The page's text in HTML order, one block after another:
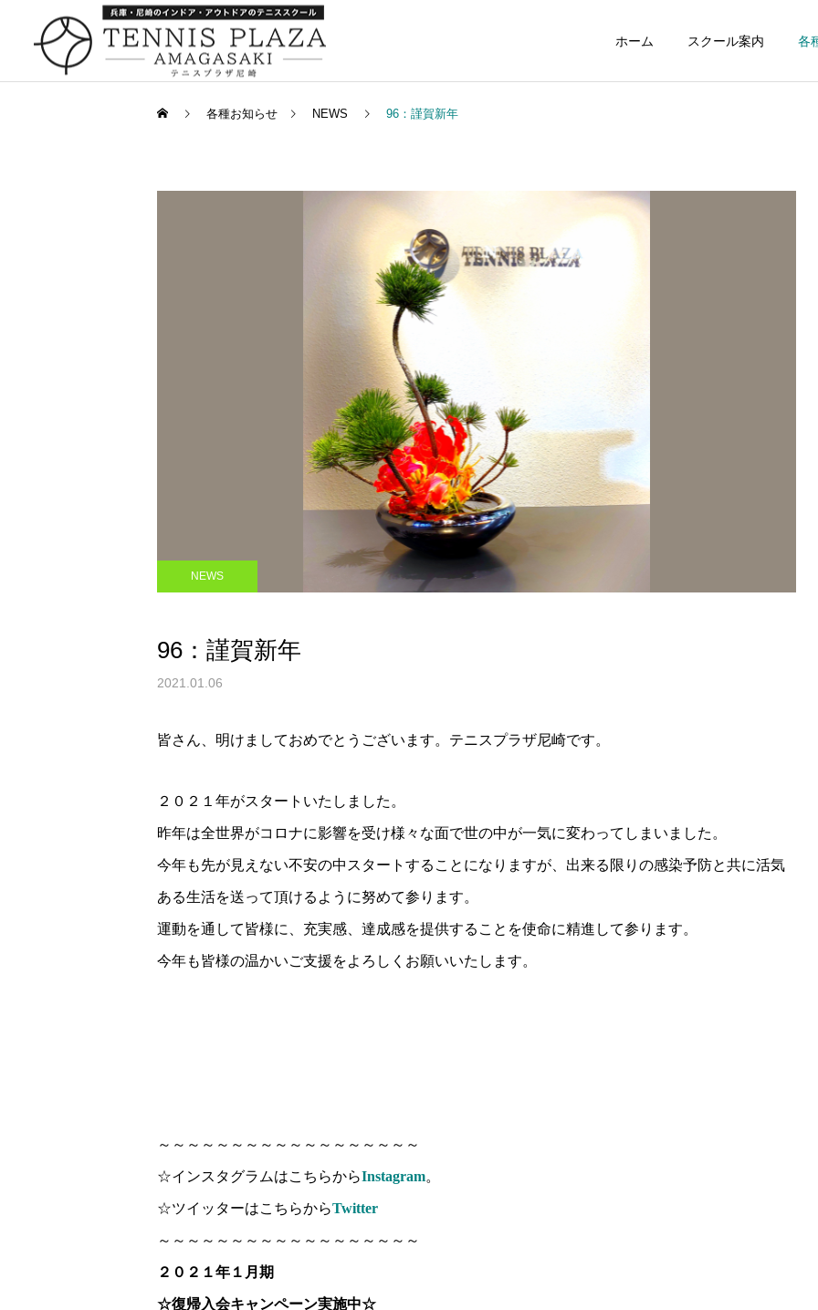
ホーム スクール案内 各
258：最高の居酒屋さんス
タンドツマミグイ
各種お知らせ NEWS 96：謹賀新年
NEWS
96：謹賀新年
2021.01.06
皆さん、明けましておめでとうございます。テニスプラザ尼崎です。
２０２１年がスタートいたしました。
昨年は全世界がコロナに影響を受け様々な面で世の中が一気に変わってしまいました。
今年も先が見えない不安の中スタートすることになりますが、出来る限りの感染予防と共に活気
ある生活を送って頂けるように努めて参ります。
運動を通して皆様に、充実感、達成感を提供することを使命に精進して参ります。
今年も皆様の温かいご支援をよろしくお願いいたします。
～～～～～～～～～～～～～～～～～～
☆インスタグラムはこちらからInstagram。
☆ツイッターはこちらからTwitter
～～～～～～～～～～～～～～～～～～
２０２１年１月期
☆復帰入会キャンペーン実施中☆